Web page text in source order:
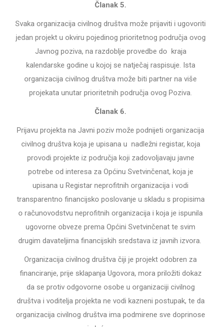
Članak 5.
Svaka organizacija civilnog društva može prijaviti i ugovoriti
jedan projekt u okviru pojedinog prioritetnog područja ovog
Javnog poziva, na razdoblje provedbe do kraja
kalendarske godine u kojoj se natječaj raspisuje. Ista
organizacija civilnog društva može biti partner na više
projekata unutar prioritetnih područja ovog Poziva.
Članak 6.
Prijavu projekta na Javni poziv može podnijeti organizacija
civilnog društva koja je upisana u nadležni registar, koja
provodi projekte iz područja koji zadovoljavaju javne
potrebe od interesa za Općinu Svetvinčenat, koja je
upisana u Registar neprofitnih organizacija i vodi
transparentno financijsko poslovanje u skladu s propisima
o računovodstvu neprofitnih organizacija i koja je ispunila
ugovorne obveze prema Općini Svetvinčenat te svim
drugim davateljima financijskih sredstava iz javnih izvora.
Organizacija civilnog društva čiji je projekt odobren za
financiranje, prije sklapanja Ugovora, mora priložiti dokaz
da se protiv odgovorne osobe u organizaciji civilnog
društva i voditelja projekta ne vodi kazneni postupak, te da
organizacija civilnog društva ima podmirene sve doprinose